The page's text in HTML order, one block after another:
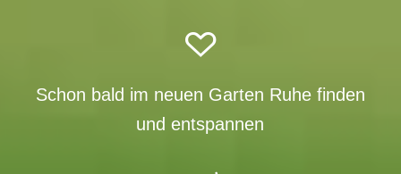
Schon bald im neuen Garten Ruhe finden
und entspannen